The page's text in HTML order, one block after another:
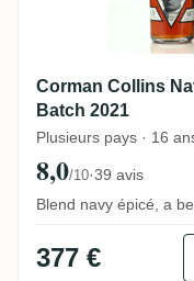
Corman Collins
Batch 2021
Plusieurs pays · 16
8,0/10·39 avis
Blend navy épicé, a
377 €